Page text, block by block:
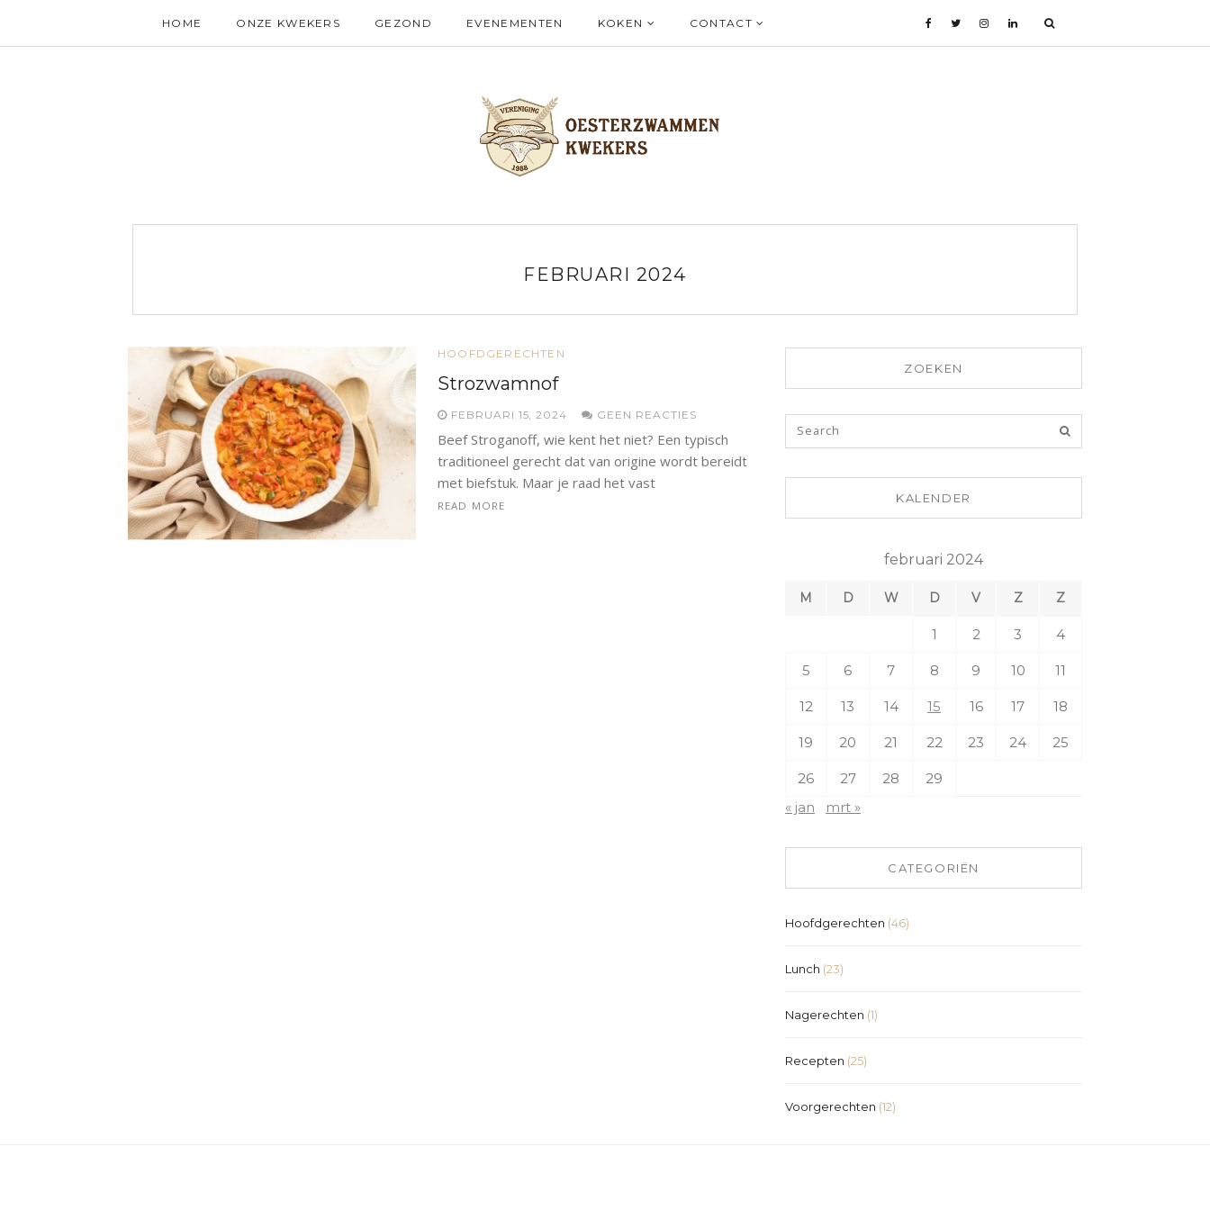
HOME ONZE KWEKERS GEZOND EVENEMENTEN KOKEN CONTACT
FEBRUARI 2024
HOOFDGERECHTEN
Strozwamnof
FEBRUARI 15, 2024 GEEN REACTIES
Beef Stroganoff, wie kent het niet? Een typisch
traditioneel gerecht dat van origine wordt bereidt
met biefstuk. Maar je raad het vast
READ MORE
ZOEKEN
KALENDER
februari 2024
M D W D V Z Z
1 2 3 4
5 6 7 8 9 10 11
12 13 14 15 16 17 18
19 20 21 22 23 24 25
26 27 28
29
« jan
mrt »
CATEGORIËN
Hoofdgerechten (46)
Lunch (23)
Nagerechten (1)
Recepten (25)
Voorgerechten (12)